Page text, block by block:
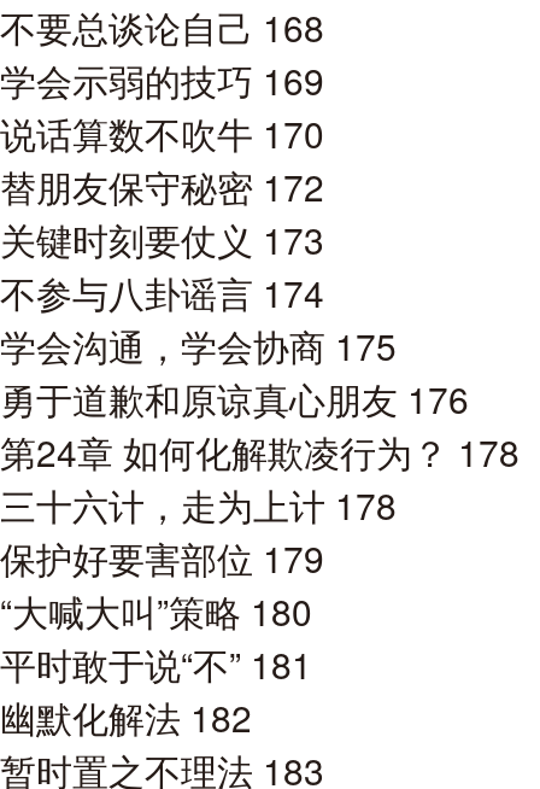
不要总谈论自己 168
学会示弱的技巧 169
说话算数不吹牛 170
替朋友保守秘密 172
关键时刻要仗义 173
不参与八卦谣言 174
学会沟通，学会协商 175
勇于道歉和原谅真心朋友 176
第24章 如何化解欺凌行为？ 178
三十六计，走为上计 178
保护好要害部位 179
“大喊大叫”策略 180
平时敢于说“不” 181
幽默化解法 182
暂时置之不理法 183